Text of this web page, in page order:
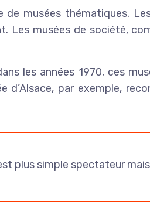
musées thématiques. Les
musées de société,
les années 1970, ces
d’Alsace, par exemple,
plus simple spectateur